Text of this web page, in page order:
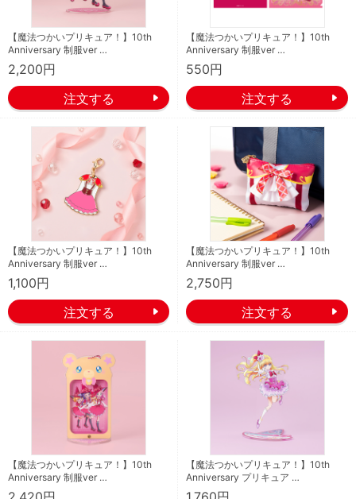
【魔法つかいプリキュア！】10th
Anniversary 制服ver …
2,200円
【魔法つかいプリキュア！】10th
Anniversary 制服ver …
550円
【魔法つかいプリキュア！】10th
Anniversary 制服ver …
1,100円
【魔法つかいプリキュア！】10th
Anniversary 制服ver …
2,750円
【魔法つかいプリキュア！】10th
Anniversary 制服ver …
【魔法つかいプリキュア！】10th
Anniversary プリキュア …